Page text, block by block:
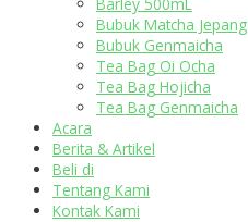
Bubuk Matcha Jepang
Bubuk Genmaicha
Tea Bag Oi Ocha
Tea Bag Hojicha
Tea Bag Genmaicha
Acara
Berita & Artikel
Beli di
Tentang Kami
Kontak Kami